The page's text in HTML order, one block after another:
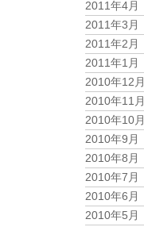
2011年4月
2011年3月
2011年2月
2011年1月
2010年12月
2010年11月
2010年10月
2010年9月
2010年8月
2010年7月
2010年6月
2010年5月